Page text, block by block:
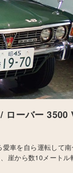
ローバー 3500
車を自ら運転して
崖から数10メートル